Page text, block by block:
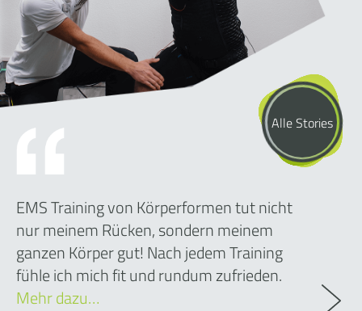
Alle Stories
EMS Training von Körperformen tut nicht
nur meinem Rücken, sondern meinem
ganzen Körper gut! Nach jedem Training
fühle ich mich fit und rundum zufrieden.
Mehr dazu…